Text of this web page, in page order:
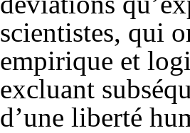
scientistes, qui
empirique et
excluant
d’une liberté